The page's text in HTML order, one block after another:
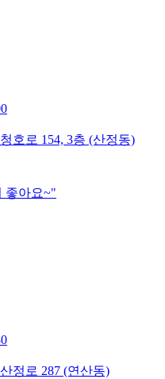
호로 154, 3층 (산정동)
좋아요~"
정로 287 (연산동)